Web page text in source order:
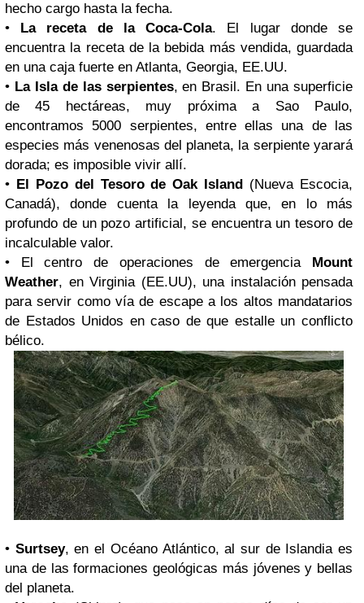
hecho cargo hasta la fecha.
•
La receta de la Coca-Cola. El lugar donde se
encuentra la receta de la bebida más vendida, guardada
en una caja fuerte en Atlanta, Georgia, EE.UU.
• La Isla de las serpientes, en Brasil. En una superficie
de 45 hectáreas, muy próxima a Sao Paulo,
encontramos 5000 serpientes, entre ellas una de las
especies más venenosas del planeta, la serpiente yarará
dorada; es imposible vivir allí.
• El Pozo del Tesoro de Oak Island
(Nueva Escocia,
Canadá), donde cuenta la leyenda que, en lo más
profundo de un pozo artificial, se encuentra un tesoro de
incalculable valor.
• El centro de operaciones de emergencia
Mount
Weather, en Virginia (EE.UU), una instalación pensada
para servir como vía de escape a los altos mandatarios
de Estados Unidos en caso de que estalle un conflicto
bélico.
• Surtsey, en el Océano Atlántico, al sur de Islandia es
una de las formaciones geológicas más jóvenes y bellas
del planeta.